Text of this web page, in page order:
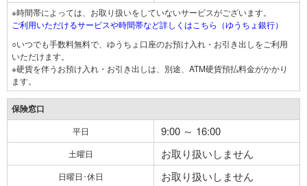
※時間帯によっては、お取り扱いをしていないサービスがございます。
ご利用いただけるサービスや時間帯など詳しくはこちら（ゆうちょ銀行）
○いつでも手数料無料で、ゆうちょ口座のお預け入れ・お引き出しをご利用
いただけます。
※硬貨を伴うお預け入れ・お引き出しは、別途、ATM硬貨預払料金がかかり
ます。
保険窓口
平日 9:00 ～ 16:00
土曜日 お取り扱いしません
日曜日･休日 お取り扱いしません